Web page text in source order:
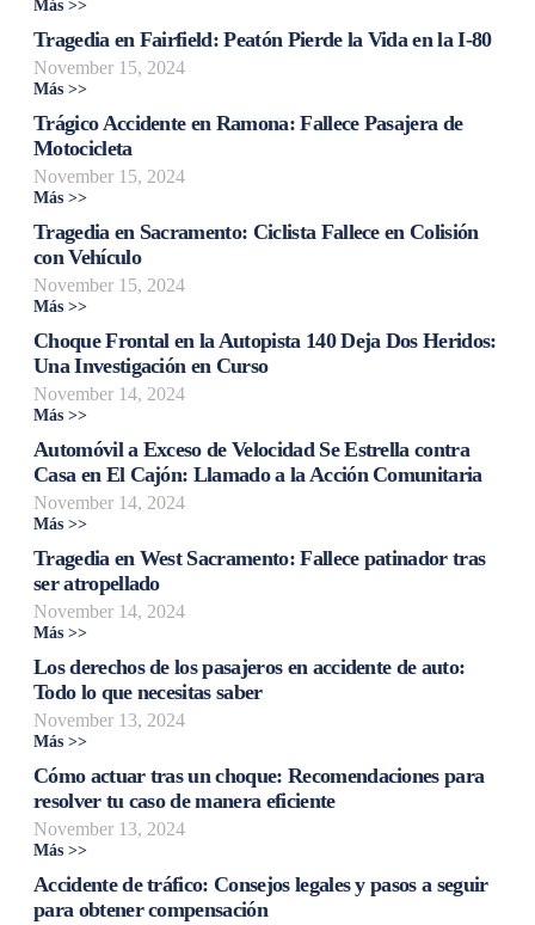
Más >>
Tragedia en Fairfield: Peatón Pierde la Vida en la I-80
November 15, 2024
Más >>
Trágico Accidente en Ramona: Fallece Pasajera de
Motocicleta
November 15, 2024
Más >>
Tragedia en Sacramento: Ciclista Fallece en Colisión
con Vehículo
November 15, 2024
Más >>
Choque Frontal en la Autopista 140 Deja Dos Heridos:
Una Investigación en Curso
November 14, 2024
Más >>
Automóvil a Exceso de Velocidad Se Estrella contra
Casa en El Cajón: Llamado a la Acción Comunitaria
November 14, 2024
Más >>
Tragedia en West Sacramento: Fallece patinador tras
ser atropellado
November 14, 2024
Más >>
Los derechos de los pasajeros en accidente de auto:
Todo lo que necesitas saber
November 13, 2024
Más >>
Cómo actuar tras un choque: Recomendaciones para
resolver tu caso de manera eficiente
November 13, 2024
Más >>
Accidente de tráfico: Consejos legales y pasos a seguir
para obtener compensación